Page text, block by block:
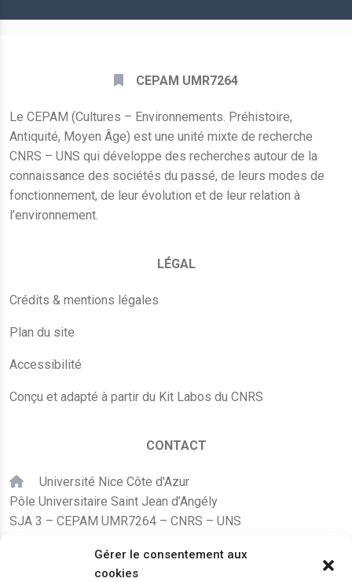
Gérer le consentement aux
cookies
CEPAM UMR7264
Le CEPAM (Cultures – Environnements. Préhistoire,
Antiquité, Moyen Âge) est une unité mixte de recherche
CNRS – UNS qui développe des recherches autour de la
connaissance des sociétés du passé, de leurs modes de
fonctionnement, de leur évolution et de leur relation à
l’environnement.
LÉGAL
Crédits & mentions légales
Plan du site
Accessibilité
Conçu et adapté à partir du Kit Labos du CNRS
CONTACT
Université Nice Côte d'Azur
Pôle Universitaire Saint Jean d’Angély
SJA 3 – CEPAM UMR7264 – CNRS – UNS